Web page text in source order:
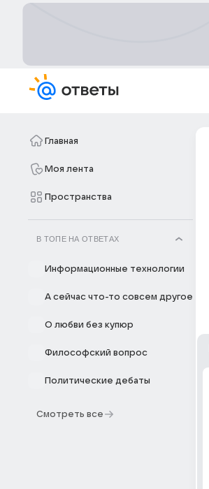
Главная
Моя лента
Пространства
В ТОПЕ НА ОТВЕТАХ
Информационные технологии
А сейчас что-то совсем другое
О любви без купюр
Философский вопрос
Политические дебаты
Смотреть все